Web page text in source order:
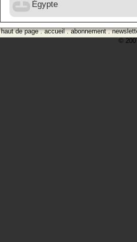
Égypte
haut de page.accueil.abonnement.
©